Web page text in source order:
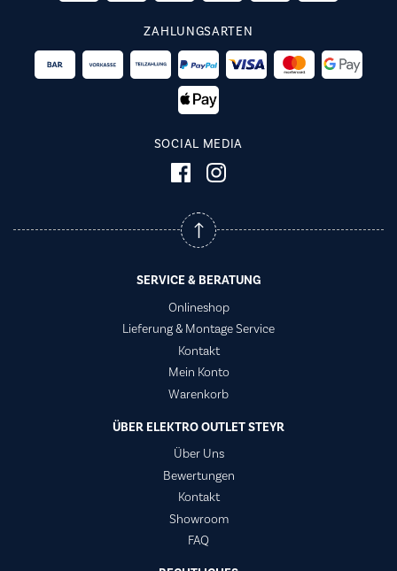
ZAHLUNGSARTEN
SOCIAL MEDIA
SERVICE & BERATUNG
Onlineshop
Lieferung & Montage Service
Kontakt
Mein Konto
Warenkorb
ÜBER ELEKTRO OUTLET STEYR
Über Uns
Bewertungen
Kontakt
Showroom
FAQ